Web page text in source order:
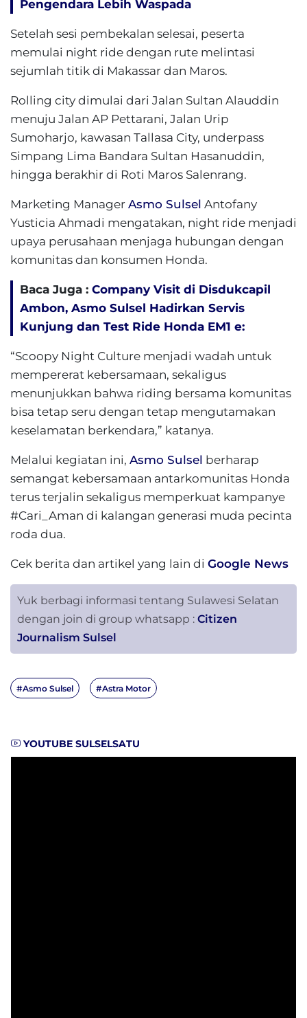
Pengendara Lebih Waspada
Setelah sesi pembekalan selesai, peserta
memulai night ride dengan rute melintasi
sejumlah titik di Makassar dan Maros.
Rolling city dimulai dari Jalan Sultan Alauddin
menuju Jalan AP Pettarani, Jalan Urip
Sumoharjo, kawasan Tallasa City, underpass
Simpang Lima Bandara Sultan Hasanuddin,
hingga berakhir di Roti Maros Salenrang.
Marketing Manager Asmo Sulsel Antofany
Yusticia Ahmadi mengatakan, night ride menjadi
upaya perusahaan menjaga hubungan dengan
komunitas dan konsumen Honda.
Baca Juga : Company Visit di Disdukcapil
Ambon, Asmo Sulsel Hadirkan Servis
Kunjung dan Test Ride Honda EM1 e:
“Scoopy Night Culture menjadi wadah untuk
mempererat kebersamaan, sekaligus
menunjukkan bahwa riding bersama komunitas
bisa tetap seru dengan tetap mengutamakan
keselamatan berkendara,” katanya.
Melalui kegiatan ini, Asmo Sulsel berharap
semangat kebersamaan antarkomunitas Honda
terus terjalin sekaligus memperkuat kampanye
#Cari_Aman di kalangan generasi muda pecinta
roda dua.
Cek berita dan artikel yang lain di Google News
Yuk berbagi informasi tentang Sulawesi Selatan
dengan join di group whatsapp : Citizen
Journalism Sulsel
#Asmo Sulsel #Astra Motor
YOUTUBE SULSELSATU